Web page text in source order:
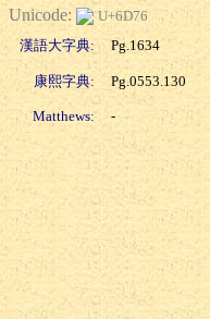
Unicode:
U+6D76
漢語大字典:
Pg.1634
康熙字典: Pg.0553.130
Matthews: -